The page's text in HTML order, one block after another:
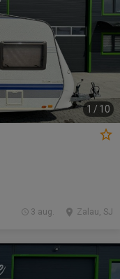
1 / 10
Zalau, SJ
3 aug.